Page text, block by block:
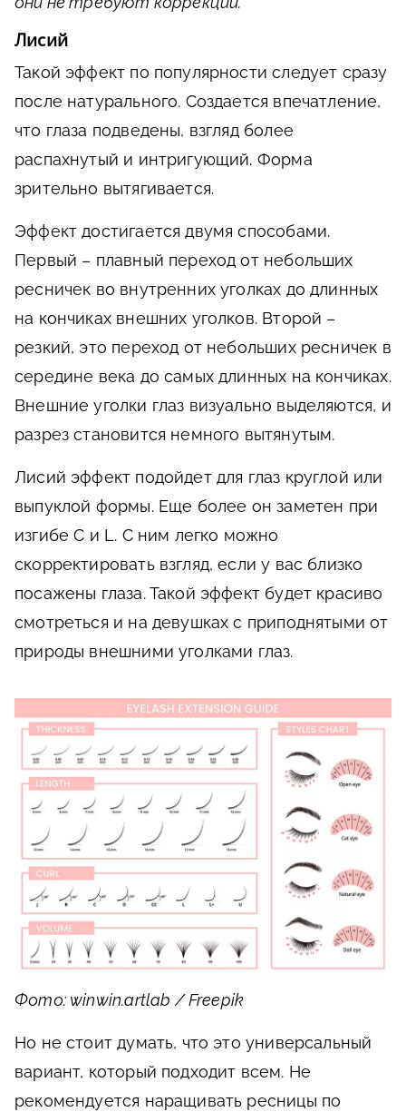
Лисий
Такой эффект по популярности следует сразу
после натурального. Создается впечатление,
что глаза подведены, взгляд более
распахнутый и интригующий. Форма
зрительно вытягивается.
Эффект достигается двумя способами.
Первый – плавный переход от небольших
ресничек во внутренних уголках до длинных
на кончиках внешних уголков. Второй –
резкий, это переход от небольших ресничек в
середине века до самых длинных на кончиках.
Внешние уголки глаз визуально выделяются, и
разрез становится немного вытянутым.
Лисий эффект подойдет для глаз круглой или
выпуклой формы. Еще более он заметен при
изгибе C и L. С ним легко можно
скорректировать взгляд, если у вас близко
посажены глаза. Такой эффект будет красиво
смотреться и на девушках с приподнятыми от
природы внешними уголками глаз.
Фото: winwin.artlab / Freepik
Но не стоит думать, что это универсальный
вариант, который подходит всем. Не
рекомендуется наращивать ресницы по